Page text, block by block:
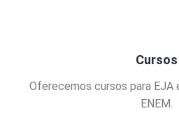
Cursos
Oferecemos cursos para EJA
ENEM.